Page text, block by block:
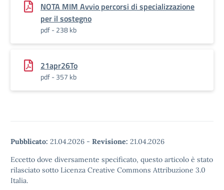
NOTA MIM Avvio percorsi di specializzazione
per il sostegno
pdf - 238 kb
21apr26To
pdf - 357 kb
Pubblicato: 21.04.2026 - Revisione: 21.04.2026
Eccetto dove diversamente specificato, questo articolo è stato
rilasciato sotto Licenza Creative Commons Attribuzione 3.0
Italia.